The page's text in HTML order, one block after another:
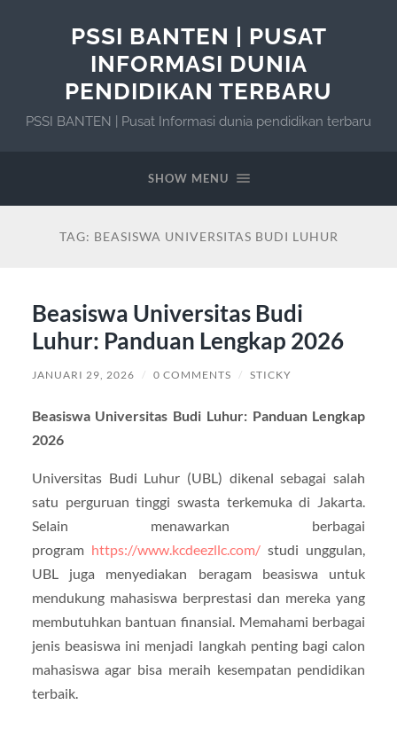
PSSI BANTEN | PUSAT
INFORMASI DUNIA
PENDIDIKAN TERBARU
PSSI BANTEN | Pusat Informasi dunia pendidikan terbaru
SHOW MENU
TAG: BEASISWA UNIVERSITAS BUDI LUHUR
Beasiswa Universitas Budi
Luhur: Panduan Lengkap 2026
JANUARI 29, 2026 / 0 COMMENTS / STICKY
Beasiswa Universitas Budi Luhur: Panduan Lengkap
2026
Universitas Budi Luhur (UBL) dikenal sebagai salah
satu perguruan tinggi swasta terkemuka di Jakarta.
Selain menawarkan berbagai
program https://www.kcdeezllc.com/studi unggulan,
UBL juga menyediakan beragam beasiswa untuk
mendukung mahasiswa berprestasi dan mereka yang
membutuhkan bantuan finansial. Memahami berbagai
jenis beasiswa ini menjadi langkah penting bagi calon
mahasiswa agar bisa meraih kesempatan pendidikan
terbaik.